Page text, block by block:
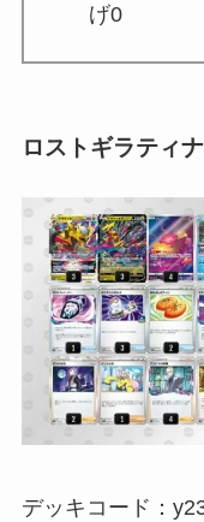
げ0
ロストギラティ
デッキコード：